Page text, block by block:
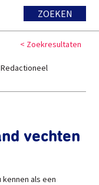
ZOEKEN
< Zoekresultaten
Redactioneel
vechten
kennen als een